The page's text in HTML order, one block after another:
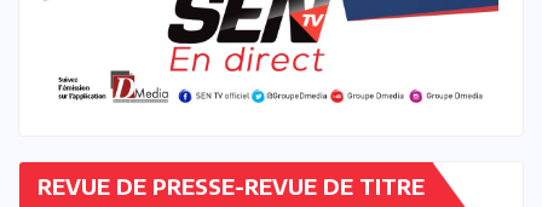
REVUE DE PRESSE-REVUE DE TITRE